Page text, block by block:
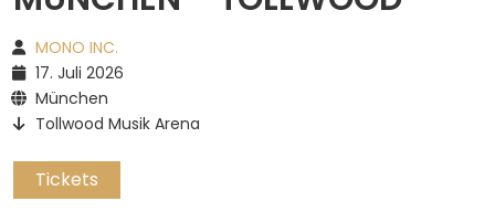
MONO INC.
17. Juli 2026
München
Tollwood Musik Arena
Tickets